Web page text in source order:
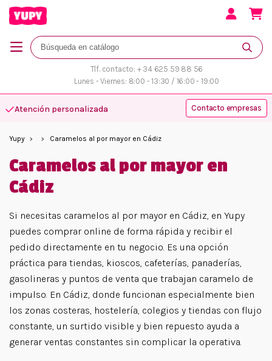
Tlf. contacto: + 34 625 59 88 56
Lunes - Viernes: 8:00 - 13:30 / 16:00 - 19:00
Atención personalizada Contacto empresas
Yupy Caramelos al por mayor en Cádiz
Caramelos al por mayor en
Cádiz
Si necesitas caramelos al por mayor en Cádiz, en Yupy
puedes comprar online de forma rápida y recibir el
pedido directamente en tu negocio. Es una opción
práctica para tiendas, kioscos, cafeterías, panaderías,
gasolineras y puntos de venta que trabajan caramelo de
impulso. En Cádiz, donde funcionan especialmente bien
los zonas costeras, hostelería, colegios y tiendas con flujo
constante, un surtido visible y bien repuesto ayuda a
generar ventas constantes sin complicar la operativa.